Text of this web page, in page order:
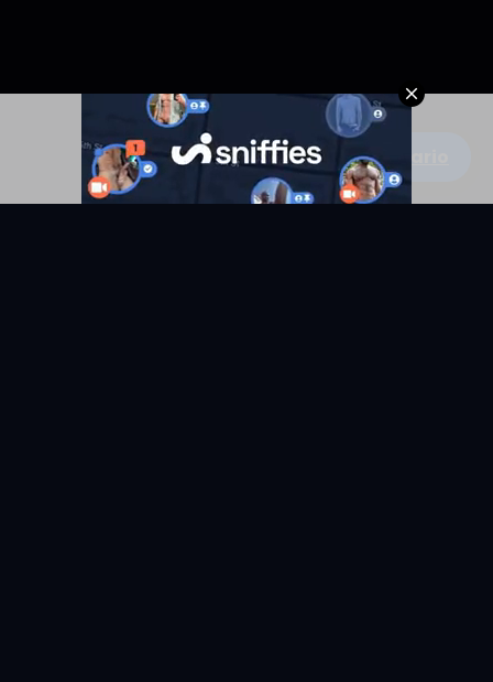
Escribe un comentario